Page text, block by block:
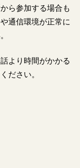
ら参加する場合も
通信環境が正常に
より時間がかかる
ださい。